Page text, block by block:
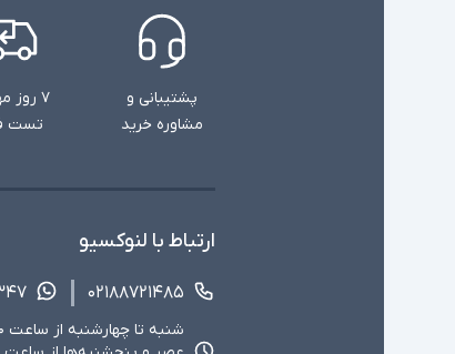
پشتیبانی و
مشاوره خرید
۷ روز
تست
ارتباط با لنوکسیو
۰۲۱۸۸۷۲۱۴۸۵